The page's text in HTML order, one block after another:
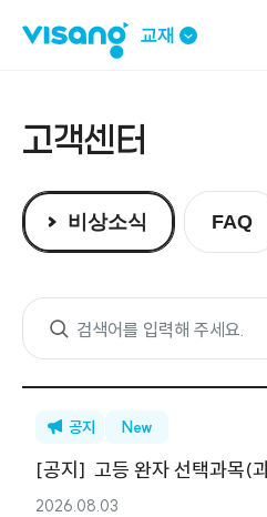
교재
고객센터
비상소식 FAQ
공지 New
[공지] 고등 완자 선택과목(
2026.08.03